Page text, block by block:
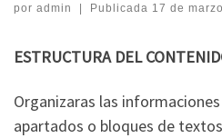
por admin | Publicada 17 de
ESTRUCTURA DEL
Organizaras las informaciones
apartados o bloques de